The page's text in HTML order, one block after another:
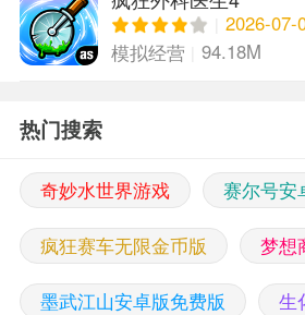
2026-07-
模拟经营
94.18M
热门搜索
奇妙水世界游戏 赛尔号安
疯狂赛车无限金币版 梦想
墨武江山安卓版免费版 生